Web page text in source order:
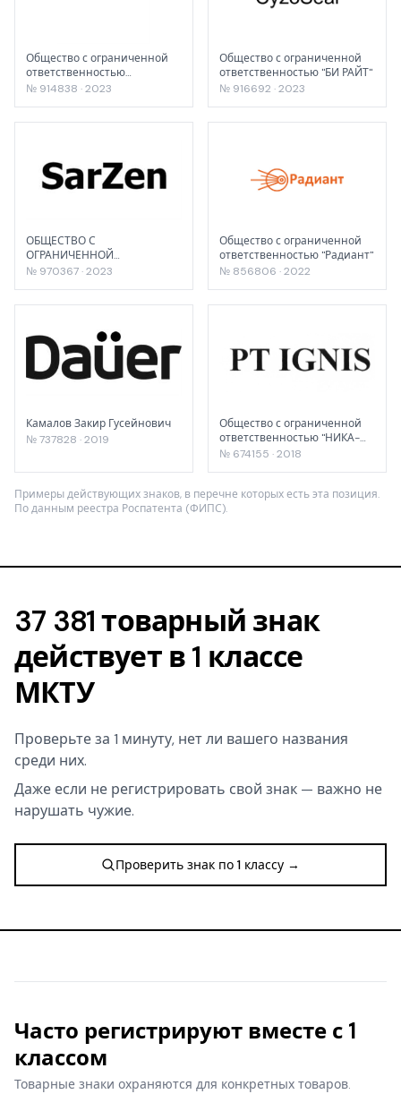
Общество с ограниченной
ответственностью
«ПРОИЗВОДСТВЕННАЯ
№ 914838 · 2023
Общество с ограниченной
ответственностью "БИ РАЙТ"
№ 916692 · 2023
ОБЩЕСТВО С
ОГРАНИЧЕННОЙ
ОТВЕТСТВЕННОСТЬЮ
№ 970367 · 2023
Общество с ограниченной
ответственностью "Радиант"
№ 856806 · 2022
Камалов Закир Гусейнович
№ 737828 · 2019
Общество с ограниченной
ответственностью "НИКА-
ПЕТРОТЭК"
№ 674155 · 2018
Примеры действующих знаков, в перечне которых есть эта позиция.
По данным реестра Роспатента (ФИПС).
37 381 товарный знак
действует в 1 классе
МКТУ
Проверьте за 1 минуту, нет ли вашего названия
среди них.
Даже если не регистрировать свой знак — важно не
нарушать чужие.
Проверить знак по 1 классу →
Часто регистрируют вместе с 1
классом
Товарные знаки охраняются для конкретных товаров.